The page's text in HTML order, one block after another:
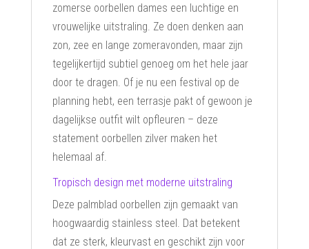
zomerse oorbellen dames een luchtige en
vrouwelijke uitstraling. Ze doen denken aan
zon, zee en lange zomeravonden, maar zijn
tegelijkertijd subtiel genoeg om het hele jaar
door te dragen. Of je nu een festival op de
planning hebt, een terrasje pakt of gewoon je
dagelijkse outfit wilt opfleuren – deze
statement oorbellen zilver maken het
helemaal af.
Tropisch design met moderne uitstraling
Deze palmblad oorbellen zijn gemaakt van
hoogwaardig stainless steel. Dat betekent
dat ze sterk, kleurvast en geschikt zijn voor